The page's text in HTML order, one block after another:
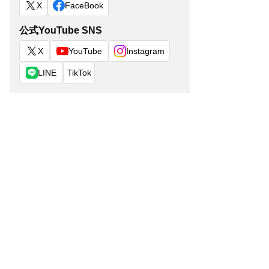
X FaceBook
公式YouTube SNS
X YouTube Instagram
LINE TikTok